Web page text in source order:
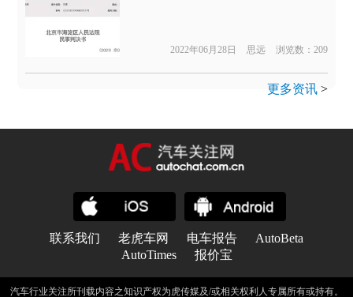
2022年06月28日 思远 浏览数：209
更多资讯>
联系我们 老虎车网 电车报告
AutoBeta
AutoTimes
报价宝
汽车行业关注所刊载内容之知识产权为虎传媒及/或相关权利人专属所有或持有。